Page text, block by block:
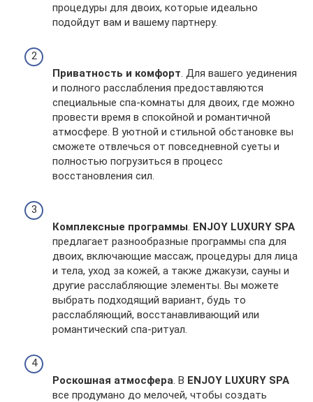
процедуры для двоих, которые идеально
подойдут вам и вашему партнеру.
Приватность и комфорт . Для вашего уединения
и полного расслабления предоставляются
специальные спа-комнаты для двоих, где можно
провести время в спокойной и романтичной
атмосфере. В уютной и стильной обстановке вы
сможете отвлечься от повседневной суеты и
полностью погрузиться в процесс
восстановления сил.
Комплексные программы ENJOY LUXURY SPA
предлагает разнообразные программы спа для
двоих, включающие массаж, процедуры для лица
и тела, уход за кожей, а также джакузи, сауны и
другие расслабляющие элементы. Вы можете
выбрать подходящий вариант, будь то
расслабляющий, восстанавливающий или
романтический спа-ритуал.
Роскошная атмосфера . В ENJOY LUXURY SPA
все продумано до мелочей, чтобы создать